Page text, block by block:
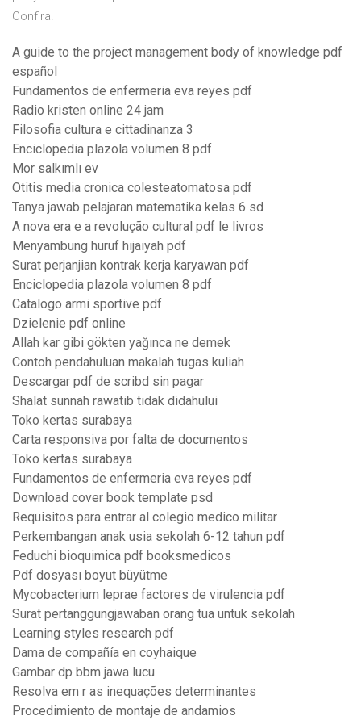
Confira!
A guide to the project management body of knowledge pdf
español
Fundamentos de enfermeria eva reyes pdf
Radio kristen online 24 jam
Filosofia cultura e cittadinanza 3
Enciclopedia plazola volumen 8 pdf
Mor salkımlı ev
Otitis media cronica colesteatomatosa pdf
Tanya jawab pelajaran matematika kelas 6 sd
A nova era e a revolução cultural pdf le livros
Menyambung huruf hijaiyah pdf
Surat perjanjian kontrak kerja karyawan pdf
Enciclopedia plazola volumen 8 pdf
Catalogo armi sportive pdf
Dzielenie pdf online
Allah kar gibi gökten yağınca ne demek
Contoh pendahuluan makalah tugas kuliah
Descargar pdf de scribd sin pagar
Shalat sunnah rawatib tidak didahului
Toko kertas surabaya
Carta responsiva por falta de documentos
Toko kertas surabaya
Fundamentos de enfermeria eva reyes pdf
Download cover book template psd
Requisitos para entrar al colegio medico militar
Perkembangan anak usia sekolah 6-12 tahun pdf
Feduchi bioquimica pdf booksmedicos
Pdf dosyası boyut büyütme
Mycobacterium leprae factores de virulencia pdf
Surat pertanggungjawaban orang tua untuk sekolah
Learning styles research pdf
Dama de compañía en coyhaique
Gambar dp bbm jawa lucu
Resolva em r as inequações determinantes
Procedimiento de montaje de andamios